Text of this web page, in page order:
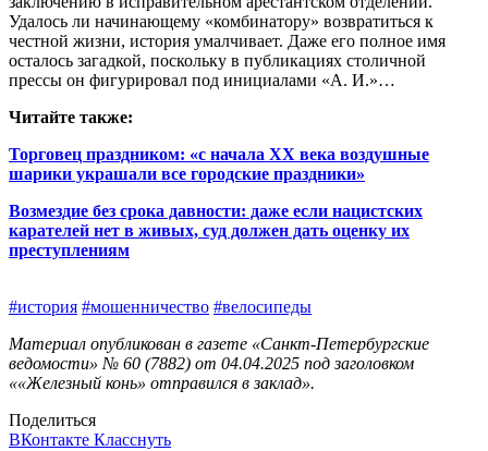
Удалось ли начинающему «комбинатору» возвратиться к
честной жизни, история умалчивает. Даже его полное имя
осталось загадкой, поскольку в публикациях столичной
прессы он фигурировал под инициалами «А. И.»…
Читайте также:
Торговец праздником: «с начала ХХ века воздушные
шарики украшали все городские праздники»
Возмездие без срока давности: даже если нацистских
карателей нет в живых, суд должен дать оценку их
преступлениям
#история #мошенничество #велосипеды
Материал опубликован в газете «Санкт-Петербургские
ведомости» № 60 (7882) от 04.04.2025 под заголовком
««Железный конь» отправился в заклад».
Поделиться
ВКонтакте Класснуть